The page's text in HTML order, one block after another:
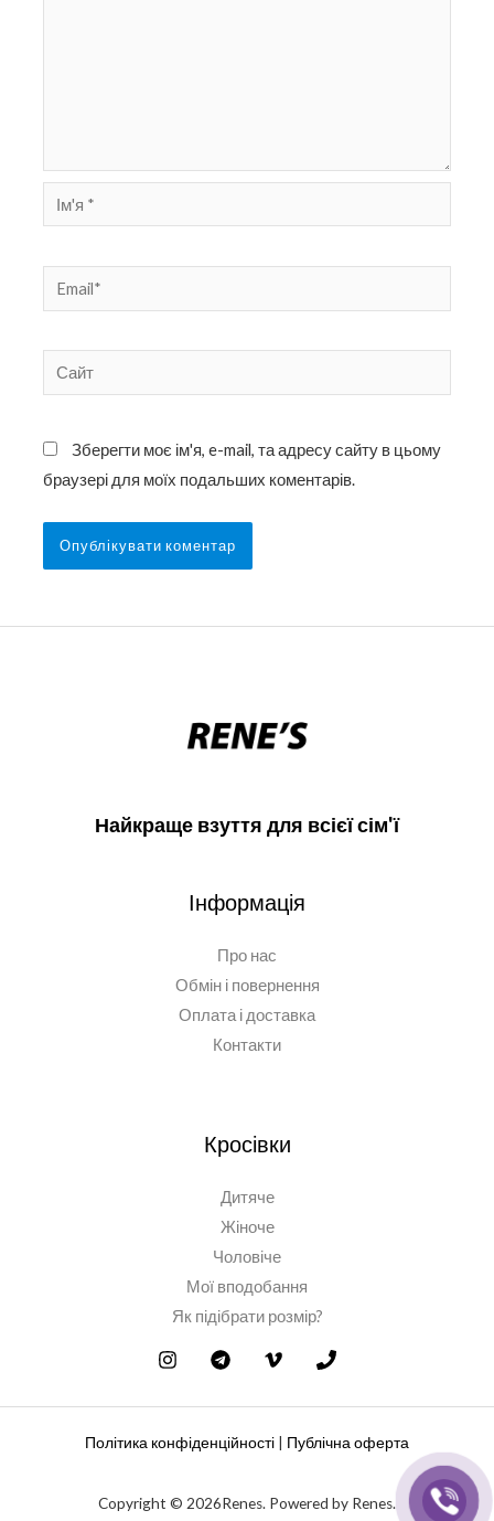
Ім'я
*
Email*
Сайт
Зберегти моє ім'я, e-mail, та адресу сайту в цьому
браузері для моїх подальших коментарів.
Найкраще взуття для всієї сім'ї
Інформація
Про нас
Обмін і повернення
Оплата і доставка
Контакти
Кросівки
Дитяче
Жіноче
Чоловіче
Мої вподобання
Як підібрати розмір?
Політика конфіденційності Публічна оферта
Copyright © 2026Renes. Powered by Renes.